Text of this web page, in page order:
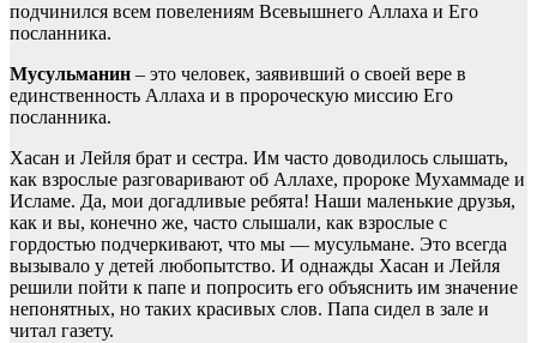
подчинился всем повелениям Всевышнего Аллаха и Его
посланника.
Мусульманин – это человек, заявивший о своей вере в
единственность Аллаха и в пророческую миссию Его
посланника.
Хасан и Лейля брат и сестра. Им часто доводилось слышать,
как взрослые разговаривают об Аллахе, пророке Мухаммаде и
Исламе. Да, мои догадливые ребята! Наши маленькие друзья,
как и вы, конечно же, часто слышали, как взрослые с
гордостью подчеркивают, что мы — мусульмане. Это всегда
вызывало у детей любопытство. И однажды Хасан и Лейля
решили пойти к папе и попросить его объяснить им значение
непонятных, но таких красивых слов. Папа сидел в зале и
читал газету.